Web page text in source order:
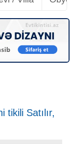
tikili Satılır,